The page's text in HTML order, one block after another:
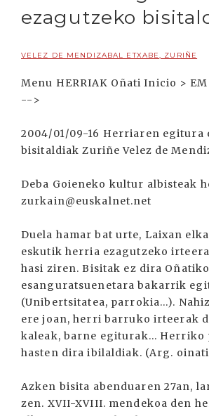
ezagutzeko
VELEZ DE MENDIZABAL ETXABE, ZURIÑE
Menu HERRIAK Oñati Inicio >
-->
2004/01/09-16 Herriaren egitura
bisitaldiak Zuriñe Velez de
Deba Goieneko kultur albisteak
zurkain@euskalnet.net
Duela hamar bat urte, Laixan
eskutik herria ezagutzeko
hasi ziren. Bisitak ez dira
esanguratsuenetara bakarrik
(Unibertsitatea, parrokia...).
ere joan, herri barruko irteerak
kaleak, barne egiturak... Herriko
hasten dira ibilaldiak. (Arg.
Azken bisita abenduaren 27an,
zen. XVII-XVIII. mendekoa den